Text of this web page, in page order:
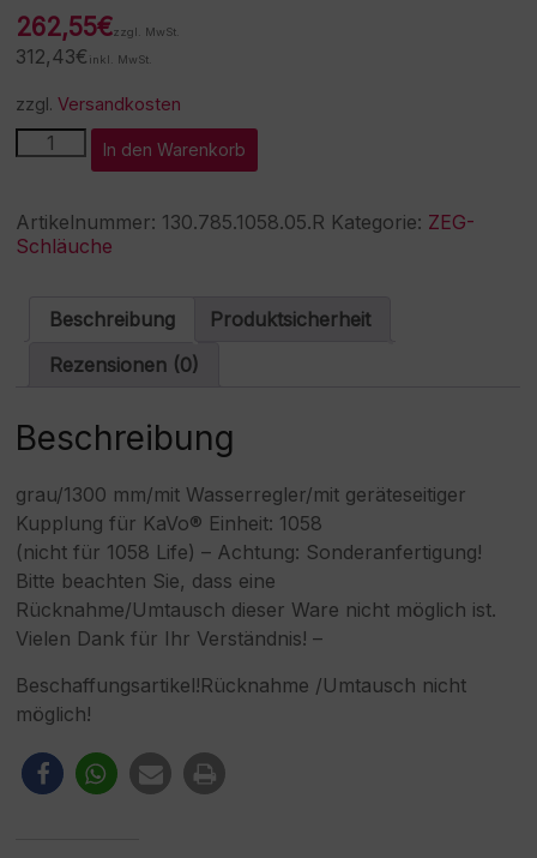
262,55€zzgl. MwSt.
312,43€ inkl. MwSt.
zzgl.Versandkosten
Schlauch
für
EMS®
ZE
In den Warenkorb
l
e
r
i
Artikelnummer: 130.785.1058.05.R Kategorie: ZEG-
Schläuche
Beschreibung
Produktsicherheit
Rezensionen (0)
Beschreibung
grau/1300 mm/mit Wasserregler/mit geräteseitiger
Kupplung für KaVo® Einheit: 1058
(nicht für 1058 Life) – Achtung: Sonderanfertigung!
Bitte beachten Sie, dass eine
Rücknahme/Umtausch dieser Ware nicht möglich ist.
Vielen Dank für Ihr Verständnis! –
Beschaffungsartikel!Rücknahme /Umtausch nicht
möglich!